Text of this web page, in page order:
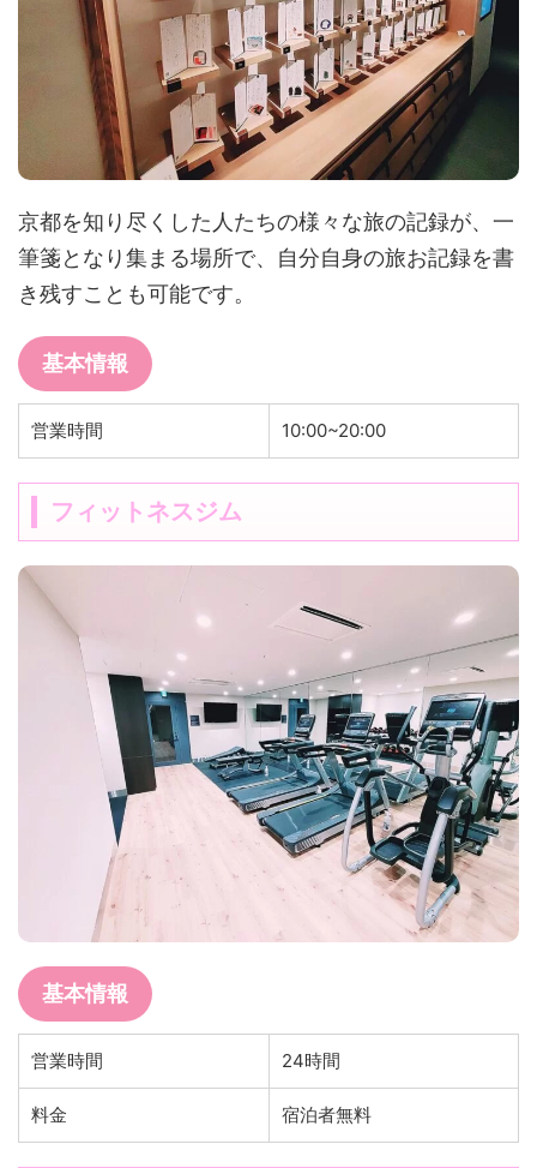
京都を知り尽くした人たちの様々な旅の記録が、一
筆箋となり集まる場所で、自分自身の旅お記録を書
き残すことも可能です。
基本情報
営業時間 10:00~20:00
フィットネスジム
基本情報
営業時間 24時間
料金 宿泊者無料